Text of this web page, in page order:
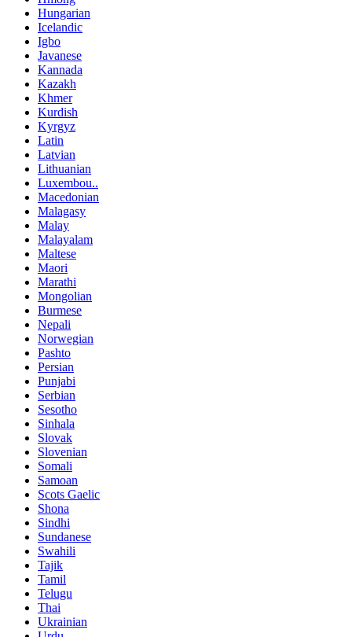
Hungarian
Icelandic
Igbo
Javanese
Kannada
Kazakh
Khmer
Kurdish
Kyrgyz
Latin
Latvian
Lithuanian
Luxembou..
Macedonian
Malagasy
Malay
Malayalam
Maltese
Maori
Marathi
Mongolian
Burmese
Nepali
Norwegian
Pashto
Persian
Punjabi
Serbian
Sesotho
Sinhala
Slovak
Slovenian
Somali
Samoan
Scots Gaelic
Shona
Sindhi
Sundanese
Swahili
Tajik
Tamil
Telugu
Thai
Ukrainian